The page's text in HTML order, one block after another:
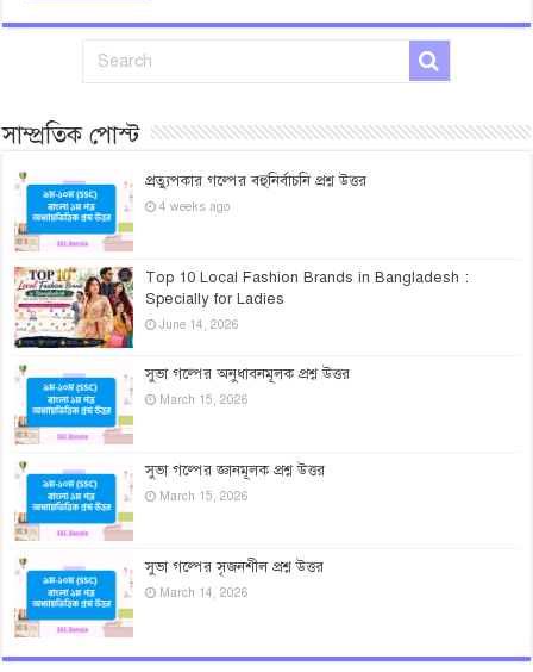
সাম্প্রতিক পোস্ট
প্রত্যুপকার গল্পের বহুনির্বাচনি প্রশ্ন উত্তর
4 weeks ago
Top 10 Local Fashion Brands in Bangladesh :
Specially for Ladies
June 14, 2026
সুভা গল্পের অনুধাবনমূলক প্রশ্ন উত্তর
March 15, 2026
সুভা গল্পের জ্ঞানমূলক প্রশ্ন উত্তর
March 15, 2026
সুভা গল্পের সৃজনশীল প্রশ্ন উত্তর
March 14, 2026